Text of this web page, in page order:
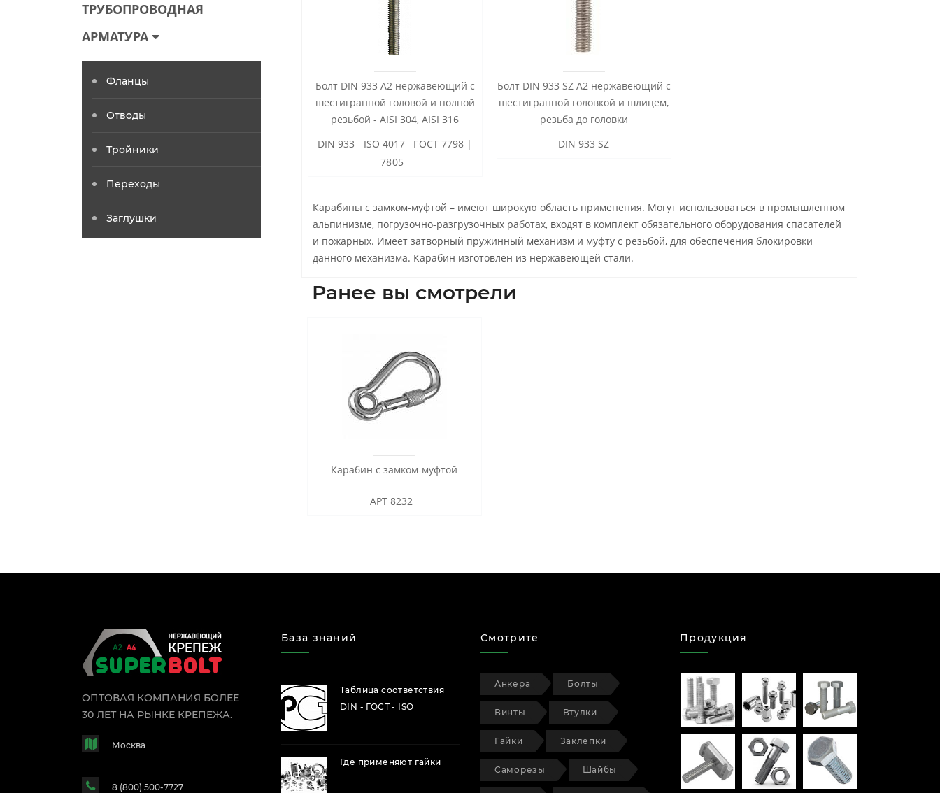
Болт DIN 933 А2 нержавеющий с
шестигранной головой и полной
резьбой - AISI 304, AISI 316
DIN 933 ISO 4017 ГОСТ 7798 |
7805
Болт DIN 933 SZ А2 нержавеющий с
шестигранной головкой и шлицем,
резьба до головки
DIN 933 SZ
Карабины с замком-муфтой – имеют широкую область применения. Могут использоваться в промышленном
альпинизме, погрузочно-разгрузочных работах, входят в комплект обязательного оборудования спасателей
и пожарных. Имеет затворный пружинный механизм и муфту с резьбой, для обеспечения блокировки
данного механизма. Карабин изготовлен из нержавеющей стали.
Ранее вы смотрели
Карабин с замком-муфтой
АРТ 8232
ТРУБОПРОВОДНАЯ
АРМАТУРА
Фланцы
Отводы
Тройники
Переходы
Заглушки
ОПТОВАЯ КОМПАНИЯ БОЛЕЕ
30 ЛЕТ НА РЫНКЕ КРЕПЕЖА.
Москва
8 (800) 500-7727
База знаний
Таблица соответствия
DIN - ГОСТ - ISO
Где применяют гайки
Смотрите
Анкера Болты
Винты Втулки
Гайки Заклепки
Саморезы Шайбы
Продукция